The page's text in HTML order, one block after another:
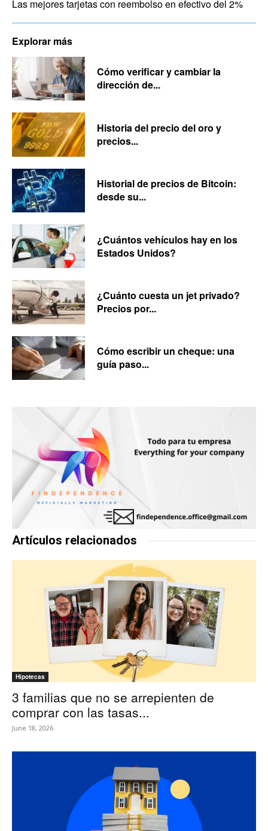
Las mejores tarjetas con reembolso en efectivo del 2%
Explorar más
Cómo verificar y cambiar la
dirección de...
Historia del precio del oro y
precios...
Historial de precios de Bitcoin:
desde su...
¿Cuántos vehículos hay en los
Estados Unidos?
¿Cuánto cuesta un jet privado?
Precios por...
Cómo escribir un cheque: una
guía paso...
Artículos relacionados
Hipotecas
3 familias que no se arrepienten de
comprar con las tasas...
June 18, 2026